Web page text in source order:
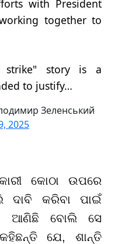
with President
together to
strike" story is a
to justify…
Зеленський
2025
କୋଠା ଉପରେ
ଦାବି କରିବା ପାଇଁ
ବୋଲି ସେ
ଯେ, ଶାନ୍ତି